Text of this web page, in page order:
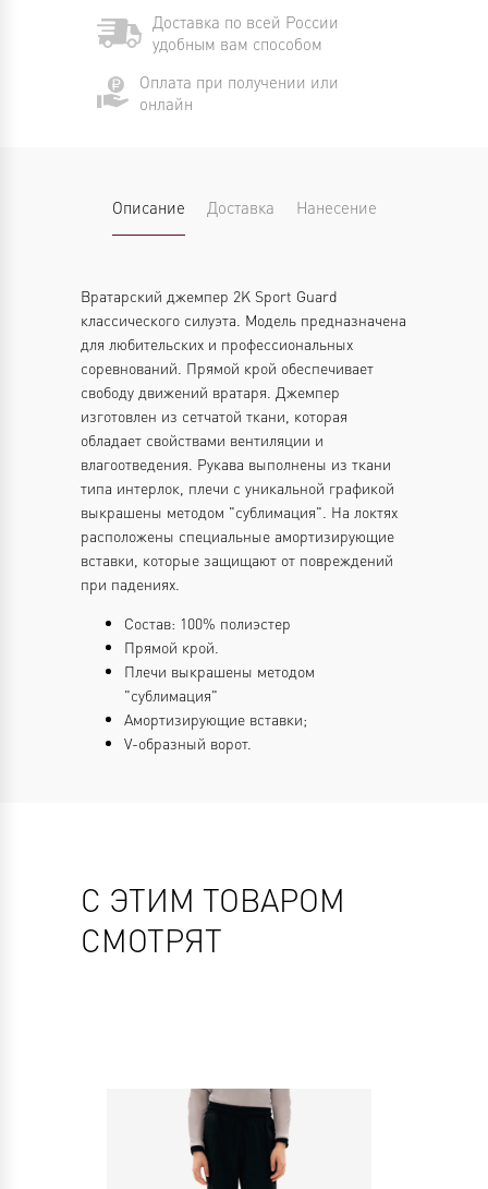
Доставка по всей России
удобным вам способом
Оплата при получении или
онлайн
Описание Доставка Нанесение
Вратарский джемпер 2K Sport Guard
классического силуэта. Модель предназначена
для любительских и профессиональных
соревнований. Прямой крой обеспечивает
свободу движений вратаря. Джемпер
изготовлен из сетчатой ткани, которая
обладает свойствами вентиляции и
влагоотведения. Рукава выполнены из ткани
типа интерлок, плечи с уникальной графикой
выкрашены методом "сублимация". На локтях
расположены специальные амортизирующие
вставки, которые защищают от повреждений
при падениях.
Состав: 100% полиэстер
Прямой крой.
Плечи выкрашены методом
"сублимация"
Амортизирующие вставки;
V-образный ворот.
С ЭТИМ ТОВАРОМ
СМОТРЯТ